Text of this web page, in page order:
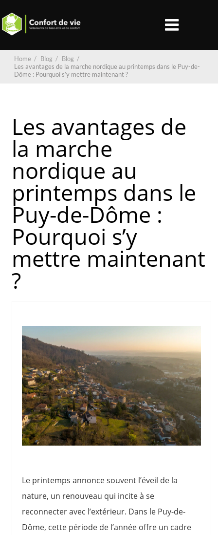
Home / Blog / Blog /
Les avantages de la marche nordique au printemps dans le Puy-de-
Dôme : Pourquoi s’y mettre maintenant ?
Les avantages de
la marche
nordique au
printemps dans le
Puy-de-Dôme :
Pourquoi s’y
mettre maintenant
?
Le printemps annonce souvent l’éveil de la
nature, un renouveau qui incite à se
reconnecter avec l’extérieur. Dans le Puy-de-
Dôme, cette période de l’année offre un cadre